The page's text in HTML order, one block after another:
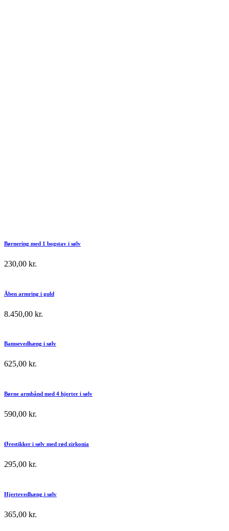
Børnering med 1 bogstav i sølv
230,00 kr.
Åben armring i guld
8.450,00 kr.
Bamsevedhæng i sølv
625,00 kr.
Børne armbånd med 4 hjerter i sølv
590,00 kr.
Ørestikker i sølv med rød zirkonia
295,00 kr.
Hjertevedhæng i sølv
365,00 kr.